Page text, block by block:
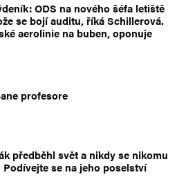
ODS na nového šéfa letiště
se bojí auditu, říká Schillerová.
aerolinie na buben, oponuje
profesore
předběhl svět a nikdy se nikomu
se na jeho poselství